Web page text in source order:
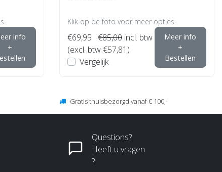
info
+
Klik op de foto voor meer opties..
€69,95 €85,00 incl. btw
(excl. btw €57,81)
Vergelijk
Meer info
+
Bestellen
Gratis thuisbezorgd vanaf € 100,-
Questions?
Heeft u vragen
?